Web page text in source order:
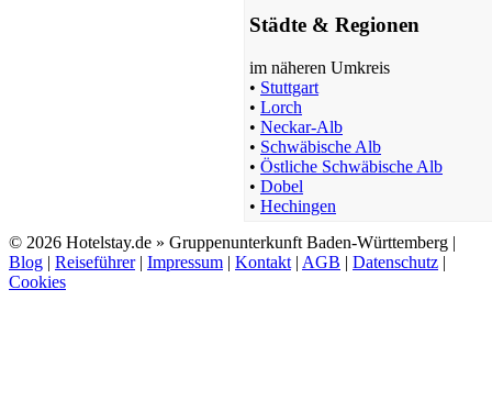
Städte & Regionen
im näheren Umkreis
• Stuttgart
• Lorch
• Neckar-Alb
• Schwäbische Alb
• Östliche Schwäbische Alb
• Dobel
• Hechingen
© 2026 Hotelstay.de » Gruppenunterkunft Baden-Württemberg |
Blog | Reiseführer| Impressum | Kontakt | AGB | Datenschutz |
Cookies